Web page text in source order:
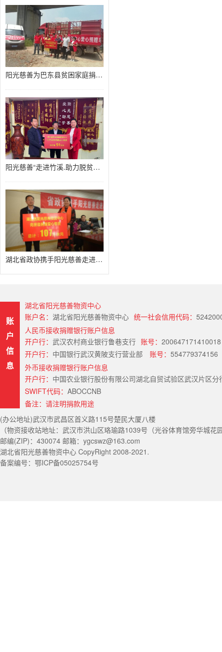
阳光慈善为巴东县贫困家庭捐赠80万
阳光慈善“走进竹溪.助力脱贫攻坚
湖北省政协携手阳光慈善走进房县扶
账
户
信
息
湖北省阳光慈善物资中心
账户名： 湖北省阳光慈善物资中心 统一社会信用代码：
人民币接收捐赠银行账户信息
开户行： 武汉农村商业银行鲁巷支行 账号： 200647171410018
开户行： 中国银行武汉黄陂支行营业部 账号： 554779374156
外币接收捐赠银行账户信息
开户行： 中国农业银行股份有限公司湖北自贸试验区武汉片区
SWIFT代码： ABOCCNB
备注：请注明捐款用途
(办公地址)武汉市武昌区首义路115号楚民大厦八楼
（物资接收站地址：武汉市洪山区珞瑜路1039号（光谷体育馆旁华城
邮编(ZIP)：430074 邮箱：ygcswz@163.com
湖北省阳光慈善物资中心 CopyRight 2008-2021.
备案编号：鄂ICP备05025754号